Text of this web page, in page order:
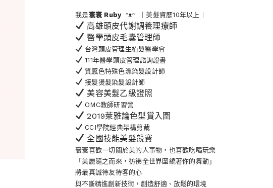
我是寰寰 Ruby ᵔᴥᵔ ｜美髮資歷10年以上｜
高雄頭皮代謝調養理療師
醫學頭皮毛囊管理師
台灣頭皮管理生植髮醫學會
111年醫學頭皮管理諮詢證書
質感色特殊色漂染髮設計師
接髮燙髮染髮設計師
美容美髮乙級證照
OMC教師研習營
2019萊雅論色型賞入圍
CCI學院經典架構剪裁
全國技能美髮競賽
寰寰喜歡一切關於美的人事物 ，也喜歡吃喝玩樂
「美麗隨之而來，彷彿全世界圍繞著你的舞動」
將最真誠待友待客的心
與不斷精進創新技術，創造舒適、放鬆的環境